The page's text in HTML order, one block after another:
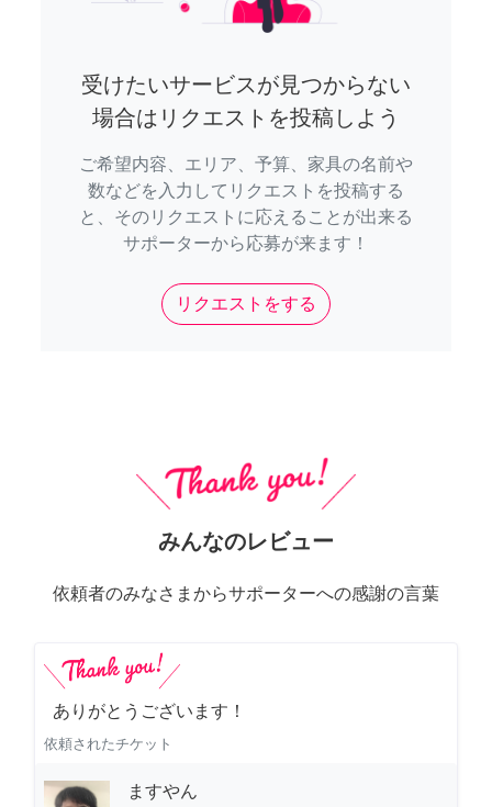
受けたいサービスが見つからない
場合はリクエストを投稿しよう
ご希望内容、エリア、予算、家具の名前や
数などを入力してリクエストを投稿する
と、そのリクエストに応えることが出来る
サポーターから応募が来ます！
リクエストをする
みんなのレビュー
依頼者のみなさまからサポーターへの感謝の言葉
ありがとうございます！
依頼されたチケット
ますやん